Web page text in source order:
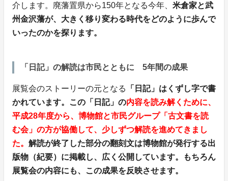
介します。廃藩置県から150年となる今年、 米倉家と武
州金沢藩が、大きく移り変わる時代をどのように歩んで
いったのかを探ります。
「日記」の解読は市民とともに 5年間の成果
展覧会のストーリーの元となる
「日記」はくずし字で書
かれています。この「日記」の内容を読み解くために、
平成28年度から、博物館と市民グループ「古文書を読
む会」の方が協働して、少しずつ解読を進めてきまし
た。 解読が終了した部分の翻刻文は博物館が発行する出
版物（紀要）に掲載し、広く公開しています。もちろん
展覧会の内容にも、この成果を反映させます。